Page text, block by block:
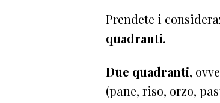
Prendete i
quadranti.
Due quadranti,
(pane, riso, orzo,